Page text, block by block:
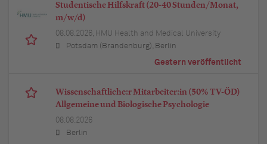
Studentische Hilfskraft (20-40 Stunden/Monat,
m/w/d)
08.08.2026, HMU Health and Medical University
Potsdam (Brandenburg), Berlin
Gestern veröffentlicht
Wissenschaftliche:r Mitarbeiter:in (50% TV-ÖD)
Allgemeine und Biologische Psychologie
08.08.2026
Berlin